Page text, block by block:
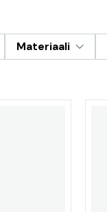
Materiaali